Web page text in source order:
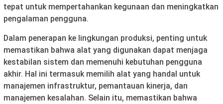
tepat untuk mempertahankan kegunaan dan meningkatkan
pengalaman pengguna.
Dalam penerapan ke lingkungan produksi, penting untuk
memastikan bahwa alat yang digunakan dapat menjaga
kestabilan sistem dan memenuhi kebutuhan pengguna
akhir. Hal ini termasuk memilih alat yang handal untuk
manajemen infrastruktur, pemantauan kinerja, dan
manajemen kesalahan. Selain itu, memastikan bahwa